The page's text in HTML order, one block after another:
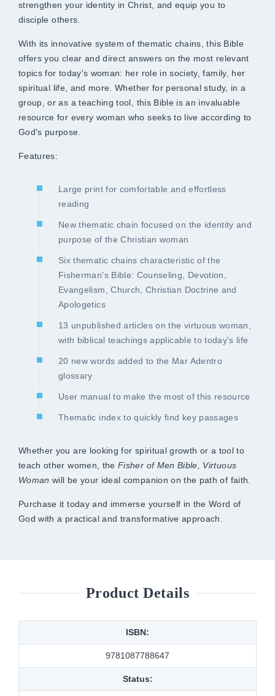
strengthen your identity in Christ, and equip you to
disciple others.
With its innovative system of thematic chains, this Bible
offers you clear and direct answers on the most relevant
topics for today's woman: her role in society, family, her
spiritual life, and more. Whether for personal study, in a
group, or as a teaching tool, this Bible is an invaluable
resource for every woman who seeks to live according to
God's purpose.
Features:
Large print for comfortable and effortless
reading
New thematic chain focused on the identity and
purpose of the Christian woman
Six thematic chains characteristic of the
Fisherman's Bible: Counseling, Devotion,
Evangelism, Church, Christian Doctrine and
Apologetics
13 unpublished articles on the virtuous woman,
with biblical teachings applicable to today's life
20 new words added to the Mar Adentro
glossary
User manual to make the most of this resource
Thematic index to quickly find key passages
Whether you are looking for spiritual growth or a tool to
teach other women, theFisher of Men Bible, Virtuous
Woman will be your ideal companion on the path of faith.
Purchase it today and immerse yourself in the Word of
God with a practical and transformative approach.
Product Details
ISBN:
9781087788647
Status: